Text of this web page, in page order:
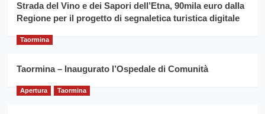
Strada del Vino e dei Sapori dell’Etna, 90mila euro dalla
Regione per il progetto di segnaletica turistica digitale
Taormina
Taormina – Inaugurato l’Ospedale di Comunità
Apertura Taormina